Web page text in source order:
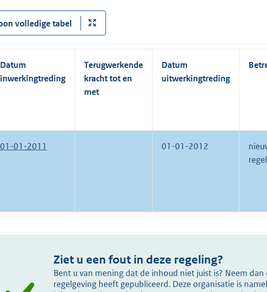
volledige tabel
Datum
inwerkingtreding
Terugwerkende
kracht tot en
met
Datum
uitwerkingtreding
01-01-2011 01-01-2012
Ziet u een fout in deze regeling?
Bent u van mening dat de inhoud niet juist is? Neem
regelgeving heeft gepubliceerd. Deze organisatie is